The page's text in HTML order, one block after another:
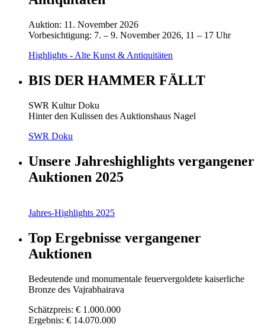
Auktion: 11. November 2026
Vorbesichtigung: 7. – 9. November 2026, 11 – 17 Uhr
Highlights - Alte Kunst & Antiquitäten
BIS DER HAMMER FÄLLT
SWR Kultur Doku
Hinter den Kulissen des Auktionshaus Nagel
SWR Doku
Unsere Jahreshighlights vergangener
Auktionen 2025
Jahres-Highlights 2025
Top Ergebnisse vergangener
Auktionen
Bedeutende und monumentale feuervergoldete kaiserliche
Bronze des Vajrabhairava
Schätzpreis: € 1.000.000
Ergebnis: € 14.070.000